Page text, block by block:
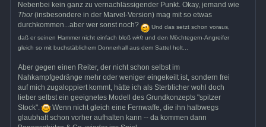
Nebenbei kein ganz zu vernachlässigender Punkt. Okay, jemand wie
Thor(insbesondere in der Marvel-Version) mag mit so etwas
durchkommen...aber wer sonst noch?
Und das setzt schon voraus,
daß er seinen Hammer nicht einfach bloß wirftund den Möchtegern-Angreifer
gleich so mit buchstäblichem Donnerhall aus dem Sattel holt...
Aber gegen einen Reiter, der nicht schon selbst im
Nahkampfgedränge mehr oder weniger eingekeilt ist, sondern frei
auf mich zugaloppiert kommt, hätte ich als Sterblicher wohl doch
lieber selbst ein geeignetes Modell des Grundkonzepts "spitzer
Stock".
Wenn nicht gleich eine Fernwaffe, die ihn halbwegs
glaubhaft schon vorher aufhalten kann -- da kommen dann